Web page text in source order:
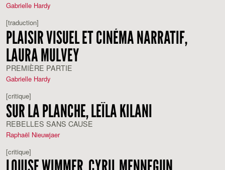
Gabrielle Hardy
[traduction]
PLAISIR VISUEL ET CINÉMA NARRATIF,
LAURA MULVEY
PREMIÈRE PARTIE
Gabrielle Hardy
[critique]
SUR LA PLANCHE, LEÏLA KILANI
REBELLES SANS CAUSE
Raphaël Nieuwjaer
[critique]